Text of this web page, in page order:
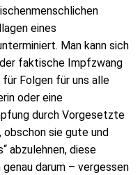
eines
Man kann sich
faktische Impfzwang
Folgen für uns alle
oder eine
durch Vorgesetzte
sie gute und
abzulehnen, diese
darum – vergessen